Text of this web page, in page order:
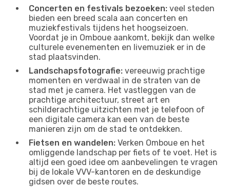
Concerten en festivals bezoeken: veel steden
bieden een breed scala aan concerten en
muziekfestivals tijdens het hoogseizoen.
Voordat je in Omboue aankomt, bekijk dan welke
culturele evenementen en livemuziek er in de
stad plaatsvinden.
Landschapsfotografie: vereeuwig prachtige
momenten en verdwaal in de straten van de
stad met je camera. Het vastleggen van de
prachtige architectuur, street art en
schilderachtige uitzichten met je telefoon of
een digitale camera kan een van de beste
manieren zijn om de stad te ontdekken.
Fietsen en wandelen: Verken Omboue en het
omliggende landschap per fiets of te voet. Het is
altijd een goed idee om aanbevelingen te vragen
bij de lokale VVV-kantoren en de deskundige
gidsen over de beste routes.